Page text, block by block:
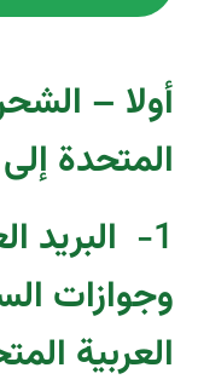
أولا –
المتحدة
1-
البريد
وجوازات
العربية